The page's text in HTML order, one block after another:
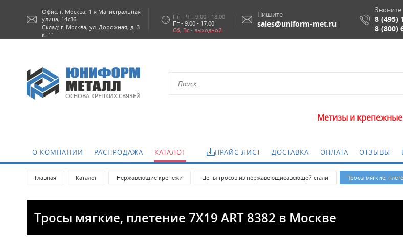
Офис: г. Москва, 1-я Магистральная
улица, 14с36
Склад: г. Москва, ул. Дорожная, д. 3
к. 11
Пн - Чт: 9.00 - 18.00
Пт - 9.00 - 17.00
Сб, Вс - выходной
Пишите
sales@uniform-met.ru
Звоните
8 (495)
8 (800)
ОСНОВА КРЕПКИХ СВЯЗЕЙ
Метизы и крепежные
О КОМПАНИИ РАСПРОДАЖА КАТАЛОГ ПРАЙС-ЛИСТ ДОСТАВКА ОПЛАТА ОТЗЫВЫ
Главная Каталог Нержавеющие крепежи Цены тросов из нержавеющиеавеющей стали Тросы мягкие,
Тросы мягкие, плетение 7Х19 ART 8382 в Москве